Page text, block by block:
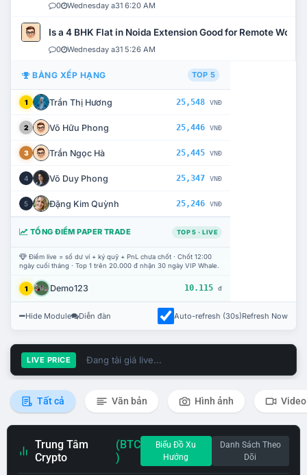
0 Wednesday a31 6:20 AM
Is a 4 BHK Flat in Noida Extension Good for Remote Work?
0 Wednesday a31 5:26 AM
BẢNG XẾP HẠNG TOP 5
1 Trần Thị Hương 25,548 VNĐ
2 Võ Hữu Phong 25,446 VNĐ
3 Trần Ngọc Hà 25,445 VNĐ
4 Võ Duy Phong 25,347 VNĐ
5 Đặng Kim Quỳnh 25,246 VNĐ
TỔNG ĐIỂM PAPER TRADE TOP 5 · LIVE
Điểm live = số dư ví + ký quỹ + PnL chưa chốt · Chốt 12:00
ngày cuối tháng · Top 1 trên 20.000 đ nhận 30 ngày VIP Whale.
1 Demo123 10.115 đ
Hide Module Diễn đàn Auto-refresh (30s)Refresh Now
LIVE PRICE Đang tải giá live...
Tất cả Văn bản Hình ảnh Video
Trung Tâm
Crypto
(BTC
)
Biểu Đồ Xu
Hướng
Danh Sách Theo
Dõi